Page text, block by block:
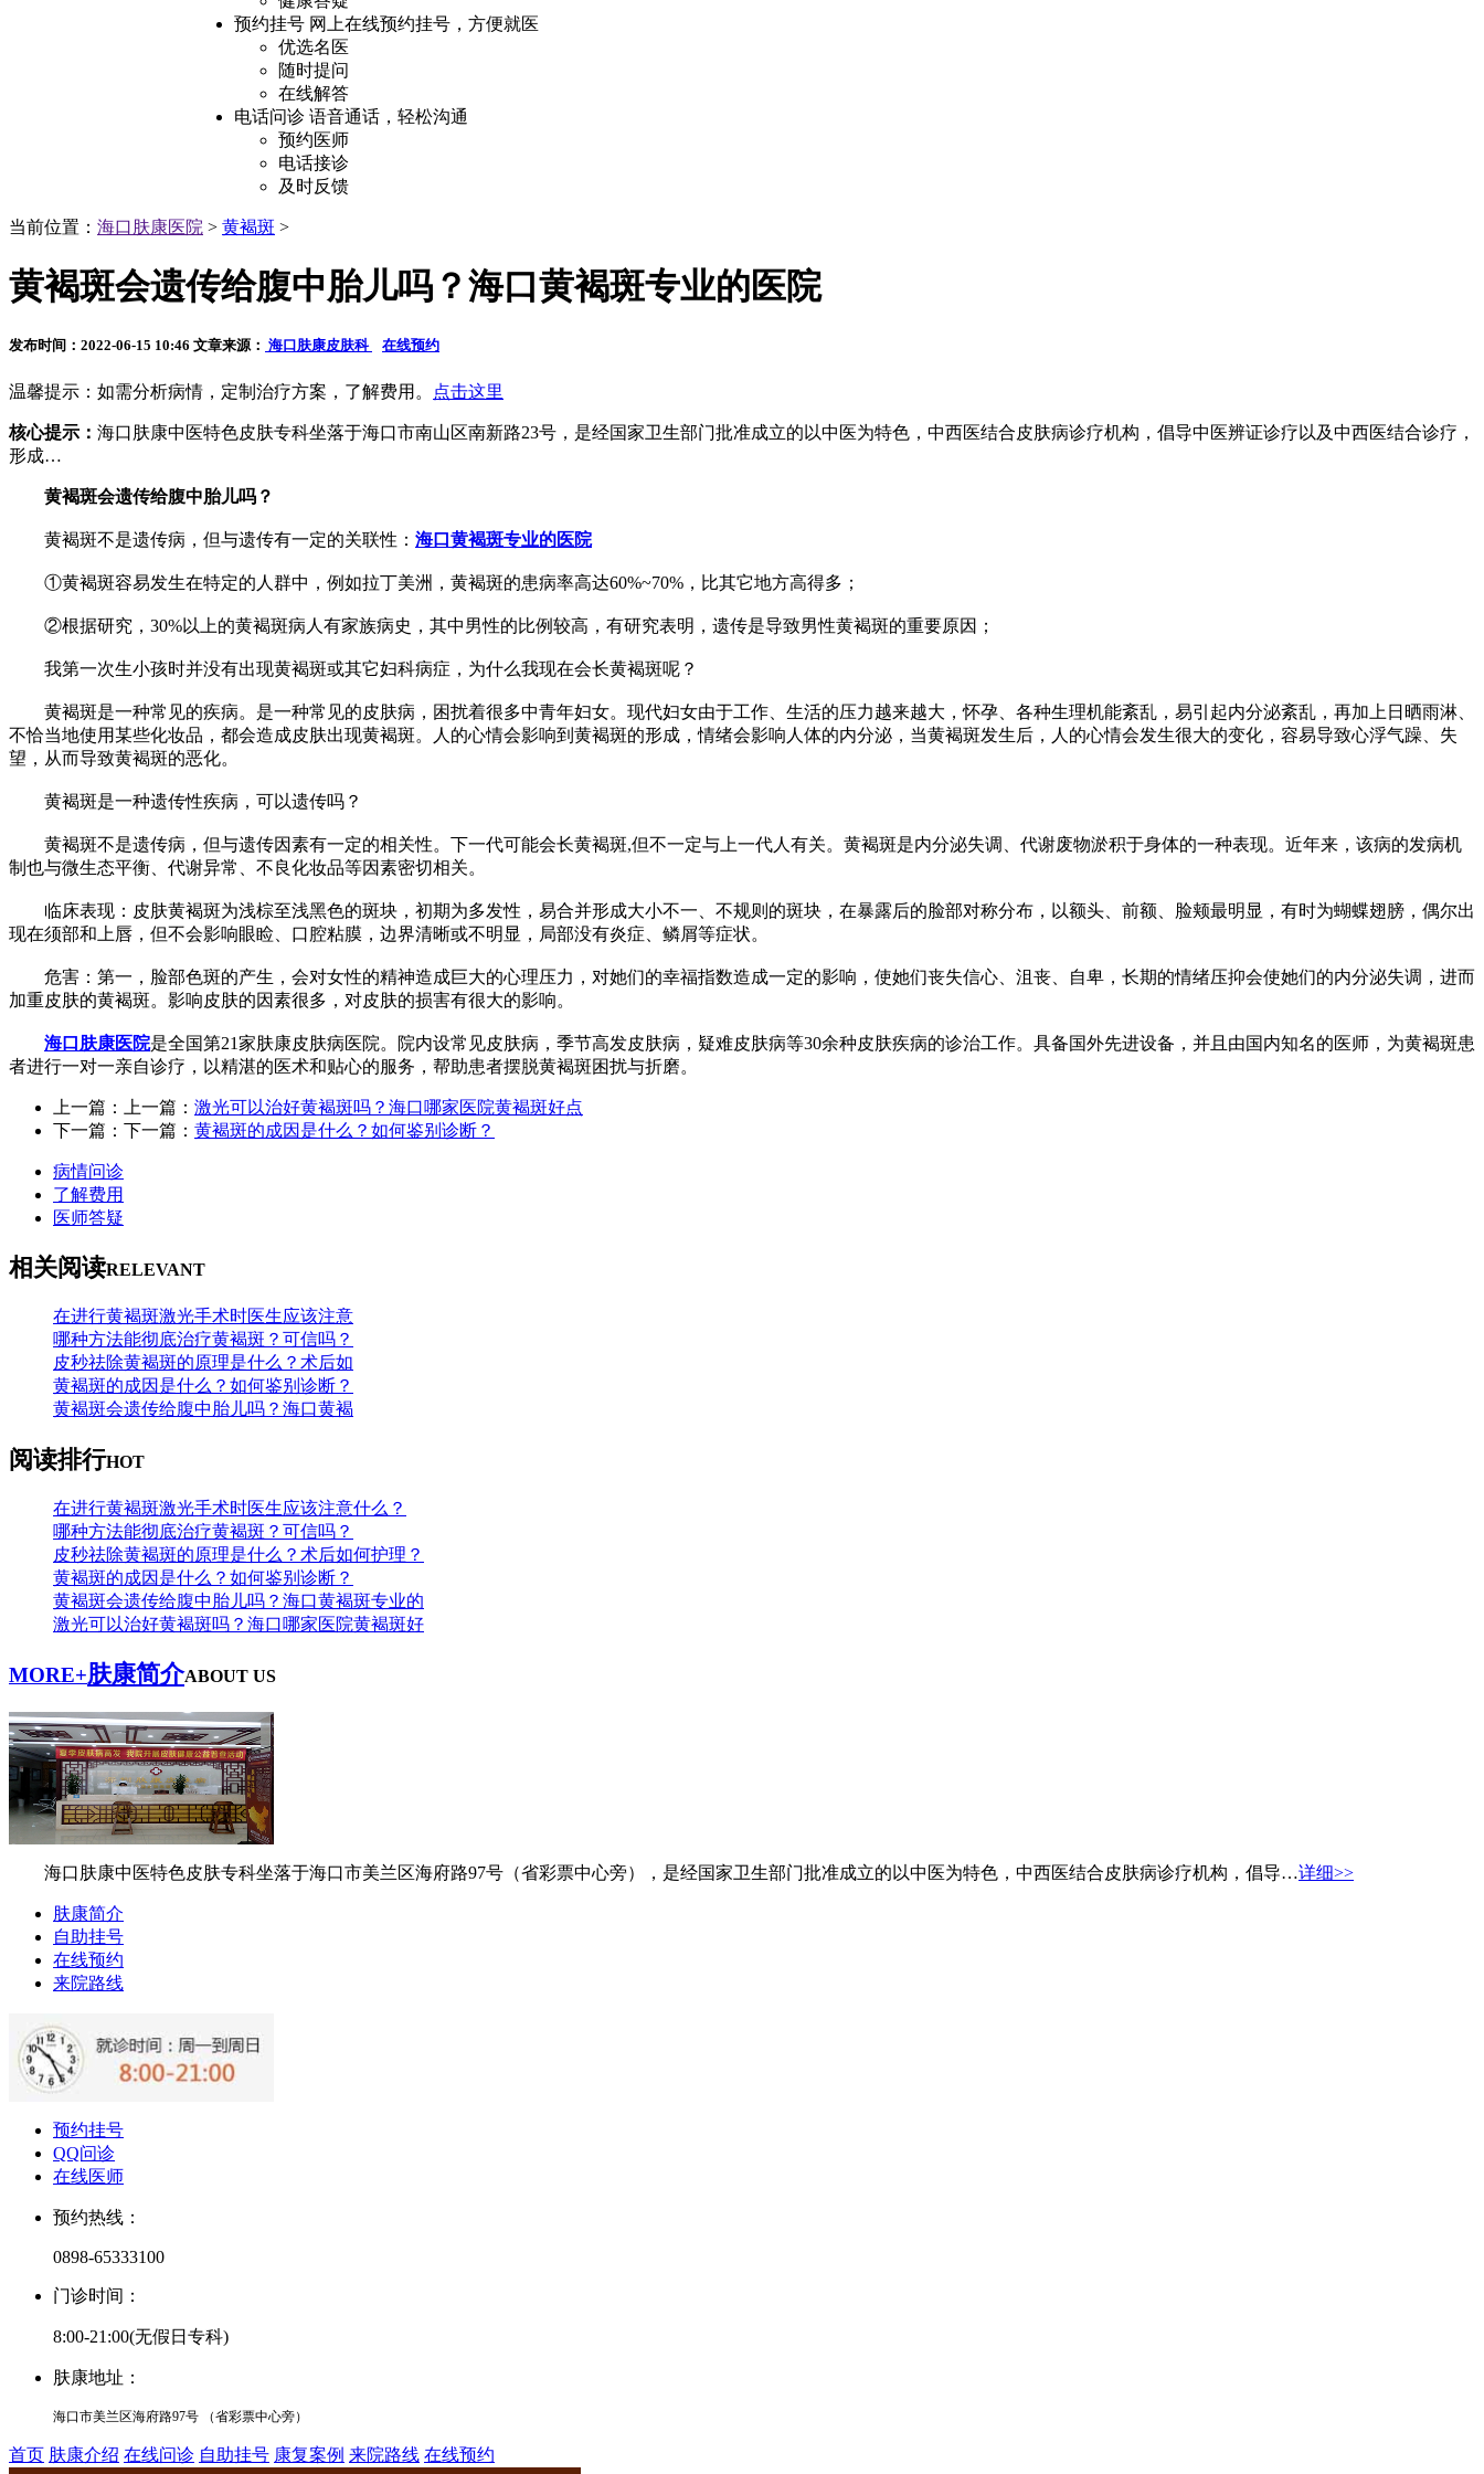
预约挂号 网上在线预约挂号，方便就医
优选名医
随时提问
在线解答
电话问诊 语音通话，轻松沟通
预约医师
电话接诊
及时反馈
当前位置： 海口肤康医院 > 黄褐斑 >
黄褐斑会遗传给腹中胎儿吗？海口黄褐斑专业的医院
发布时间：2022-06-15 10:46 文章来源： 海口肤康皮肤科 在线预约
温馨提示：如需分析病情，定制治疗方案，了解费用。 点击这里
核心提示： 海口肤康中医特色皮肤专科坐落于海口市南山区南新路23号，是经国家卫生部门批准成立的以中医为特色，中西医结合皮肤病诊疗机构，倡导中医辨证诊疗以及中西医结合诊疗，
形成…
黄褐斑会遗传给腹中胎儿吗？
黄褐斑不是遗传病，但与遗传有一定的关联性： 海口黄褐斑专业的医院
①黄褐斑容易发生在特定的人群中，例如拉丁美洲，黄褐斑的患病率高达60%~70%，比其它地方高得多；
②根据研究，30%以上的黄褐斑病人有家族病史，其中男性的比例较高，有研究表明，遗传是导致男性黄褐斑的重要原因；
我第一次生小孩时并没有出现黄褐斑或其它妇科病症，为什么我现在会长黄褐斑呢？
黄褐斑是一种常见的疾病。是一种常见的皮肤病，困扰着很多中青年妇女。现代妇女由于工作、生活的压力越来越大，怀孕、各种生理机能紊乱，易引起内分泌紊乱，再加上日晒雨淋、
不恰当地使用某些化妆品，都会造成皮肤出现黄褐斑。人的心情会影响到黄褐斑的形成，情绪会影响人体的内分泌，当黄褐斑发生后，人的心情会发生很大的变化，容易导致心浮气躁、失
望，从而导致黄褐斑的恶化。
黄褐斑是一种遗传性疾病，可以遗传吗？
黄褐斑不是遗传病，但与遗传因素有一定的相关性。下一代可能会长黄褐斑,但不一定与上一代人有关。黄褐斑是内分泌失调、代谢废物淤积于身体的一种表现。近年来，该病的发病机
制也与微生态平衡、代谢异常、不良化妆品等因素密切相关。
临床表现：皮肤黄褐斑为浅棕至浅黑色的斑块，初期为多发性，易合并形成大小不一、不规则的斑块，在暴露后的脸部对称分布，以额头、前额、脸颊最明显，有时为蝴蝶翅膀，偶尔出
现在须部和上唇，但不会影响眼睑、口腔粘膜，边界清晰或不明显，局部没有炎症、鳞屑等症状。
危害：第一，脸部色斑的产生，会对女性的精神造成巨大的心理压力，对她们的幸福指数造成一定的影响，使她们丧失信心、沮丧、自卑，长期的情绪压抑会使她们的内分泌失调，进而
加重皮肤的黄褐斑。影响皮肤的因素很多，对皮肤的损害有很大的影响。
海口肤康医院是全国第21家肤康皮肤病医院。院内设常见皮肤病，季节高发皮肤病，疑难皮肤病等30余种皮肤疾病的诊治工作。具备国外先进设备，并且由国内知名的医师，为黄褐斑患
者进行一对一亲自诊疗，以精湛的医术和贴心的服务，帮助患者摆脱黄褐斑困扰与折磨。
上一篇：上一篇： 激光可以治好黄褐斑吗？海口哪家医院黄褐斑好点
下一篇：下一篇： 黄褐斑的成因是什么？如何鉴别诊断？
病情问诊
了解费用
医师答疑
相关阅读RELEVANT
在进行黄褐斑激光手术时医生应该注意
哪种方法能彻底治疗黄褐斑？可信吗？
皮秒祛除黄褐斑的原理是什么？术后如
黄褐斑的成因是什么？如何鉴别诊断？
黄褐斑会遗传给腹中胎儿吗？海口黄褐
阅读排行HOT
在进行黄褐斑激光手术时医生应该注意什么？
哪种方法能彻底治疗黄褐斑？可信吗？
皮秒祛除黄褐斑的原理是什么？术后如何护理？
黄褐斑的成因是什么？如何鉴别诊断？
黄褐斑会遗传给腹中胎儿吗？海口黄褐斑专业的
激光可以治好黄褐斑吗？海口哪家医院黄褐斑好
MORE+肤康简介ABOUT US
海口肤康中医特色皮肤专科坐落于海口市美兰区海府路97号（省彩票中心旁），是经国家卫生部门批准成立的以中医为特色，中西医结合皮肤病诊疗机构，倡导…详细>>
肤康简介
自助挂号
在线预约
来院路线
预约挂号
QQ问诊
在线医师
预约热线：
0898-65333100
门诊时间：
8:00-21:00(无假日专科)
肤康地址：
海口市美兰区海府路97号 （省彩票中心旁）
首页 肤康介绍 在线问诊 自助挂号 康复案例 来院路线 在线预约